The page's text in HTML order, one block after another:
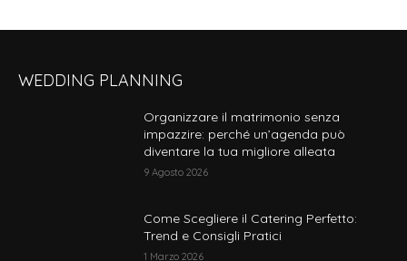
WEDDING PLANNING
Organizzare il matrimonio senza
impazzire: perché un’agenda può
diventare la tua migliore alleata
9 Agosto 2026
Come Scegliere il Catering Perfetto:
Trend e Consigli Pratici
1 Marzo 2026